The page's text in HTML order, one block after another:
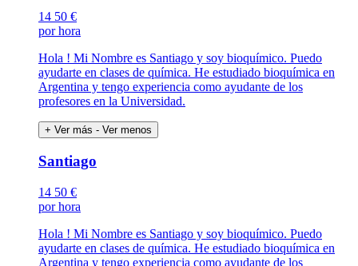
14 50 €
por hora
Hola ! Mi Nombre es Santiago y soy bioquímico. Puedo
ayudarte en clases de química. He estudiado bioquímica en
Argentina y tengo experiencia como ayudante de los
profesores en la Universidad.
+ Ver más - Ver menos
Santiago
14 50 €
por hora
Hola ! Mi Nombre es Santiago y soy bioquímico. Puedo
ayudarte en clases de química. He estudiado bioquímica en
Argentina y tengo experiencia como ayudante de los